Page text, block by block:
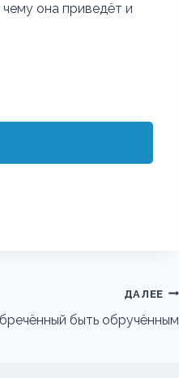
она приведёт и
ДАЛЕЕ
быть обручённым